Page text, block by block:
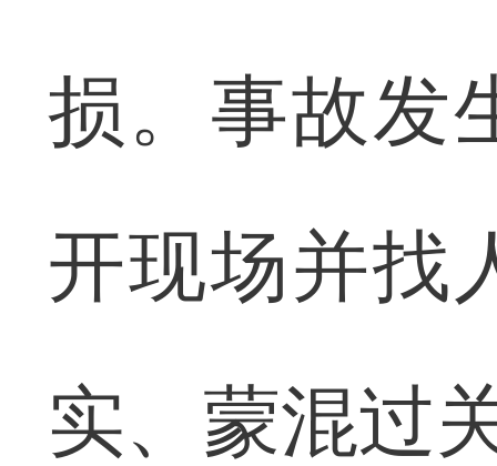
损。事故发
开现场并找
实、蒙混过